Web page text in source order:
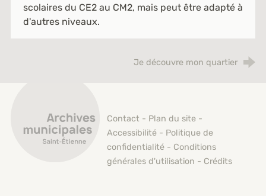
scolaires du CE2 au CM2, mais peut être adapté à
d'autres niveaux.
Je découvre mon quartier
Contact - Plan du site -
Accessibilité - Politique de
confidentialité - Conditions
générales d'utilisation - Crédits